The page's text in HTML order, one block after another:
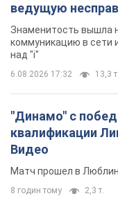
ведущую
Знаменитость вышла
коммуникацию в сети
над "i"
6.08.2026 17:32 13,3 т.
"Динамо" с
квалификации
Видео
Матч прошел в
8 годин тому 2,3 т.